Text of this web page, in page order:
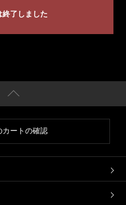
終了しました
カートの確認